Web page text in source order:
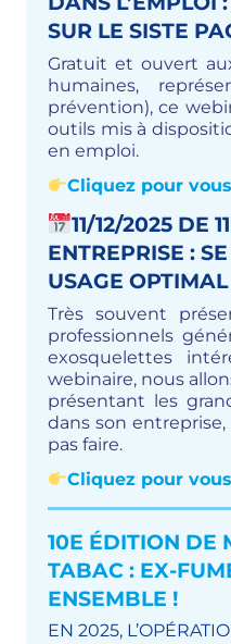
SUR LE SISTE
Gratuit et ouvert
humaines,
prévention), ce
outils mis à
en emploi.
Cliquez pour
11/12/2025 DE
ENTREPRISE :
USAGE OPTIMAL
Très souvent
professionnels
exosquelettes
webinaire, nous
présentant les
dans son
pas faire.
Cliquez pour
10E ÉDITION DE
TABAC : EX-
ENSEMBLE !
EN 2025,